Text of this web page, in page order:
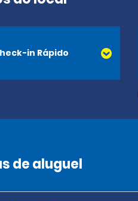
in Rápido
de aluguel